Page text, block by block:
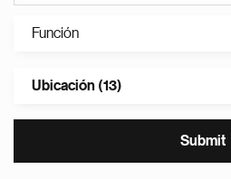
Función
Ubicación (13)